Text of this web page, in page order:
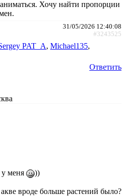
Хочу найти пропорции
31/05/2026 12:40:08
#3243525
PAT_A, Michael135,
Ответить
меня ))
вроде больше растений было?